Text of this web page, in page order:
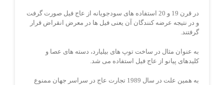
در قرن 19 و 20 استفاده های سودجویانه از عاج فیل صورت گرفت
و در نتیجه عرضه کنندگان آن یعنی فیل ها در معرض انقراض قرار
گرفتند.
به عنوان مثال در ساخت توپ های بیلیارد، دسته های عصا و
کلیدهای پیانو از عاج فیل استفاده می شد.
به همین علت در سال 1989 تجارت عاج در سراسر جهان ممنوع